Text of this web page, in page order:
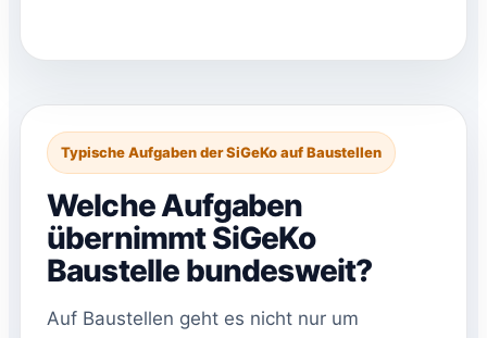
Typische Aufgaben der SiGeKo auf Baustellen
Welche Aufgaben
übernimmt SiGeKo
Baustelle bundesweit?
Auf Baustellen geht es nicht nur um